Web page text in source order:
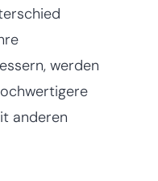
werden
anderen